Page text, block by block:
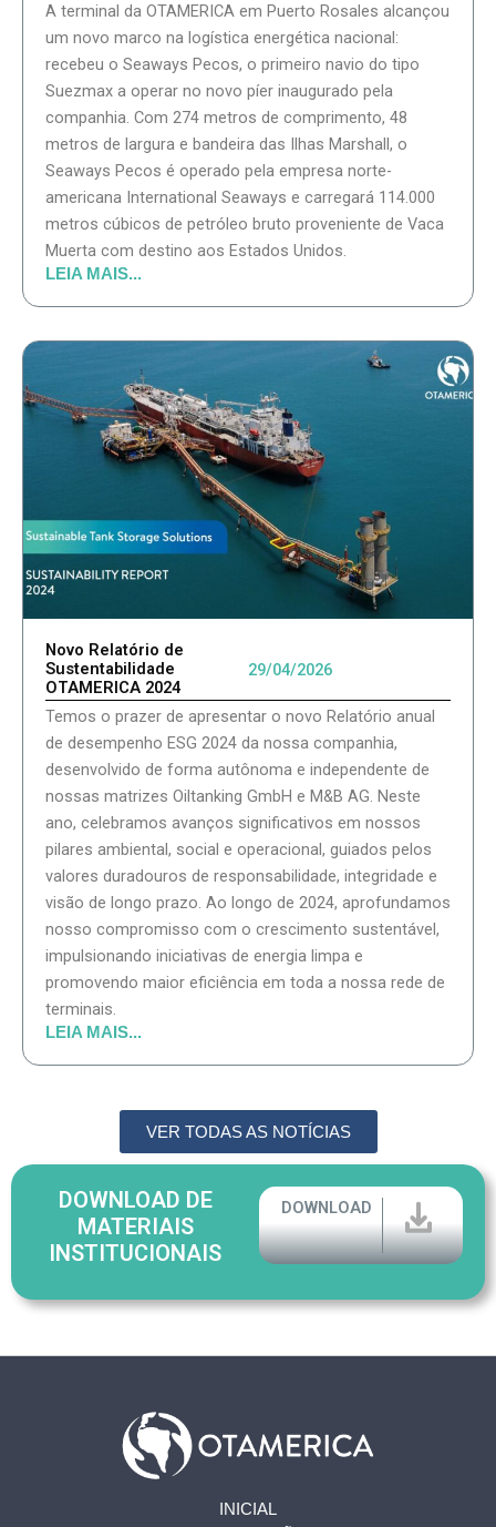
A terminal da OTAMERICA em Puerto Rosales alcançou
um novo marco na logística energética nacional:
recebeu o Seaways Pecos, o primeiro navio do tipo
Suezmax a operar no novo píer inaugurado pela
companhia. Com 274 metros de comprimento, 48
metros de largura e bandeira das Ilhas Marshall, o
Seaways Pecos é operado pela empresa norte-
americana International Seaways e carregará 114.000
metros cúbicos de petróleo bruto proveniente de Vaca
Muerta com destino aos Estados Unidos.
LEIA MAIS...
Novo Relatório de
Sustentabilidade
OTAMERICA 2024
29/04/2026
Temos o prazer de apresentar o novo Relatório anual
de desempenho ESG 2024 da nossa companhia,
desenvolvido de forma autônoma e independente de
nossas matrizes Oiltanking GmbH e M&B AG. Neste
ano, celebramos avanços significativos em nossos
pilares ambiental, social e operacional, guiados pelos
valores duradouros de responsabilidade, integridade e
visão de longo prazo. Ao longo de 2024, aprofundamos
nosso compromisso com o crescimento sustentável,
impulsionando iniciativas de energia limpa e
promovendo maior eficiência em toda a nossa rede de
terminais.
LEIA MAIS...
VER TODAS AS NOTÍCIAS
DOWNLOAD DE
MATERIAIS
INSTITUCIONAIS
DOWNLOAD
INICIAL